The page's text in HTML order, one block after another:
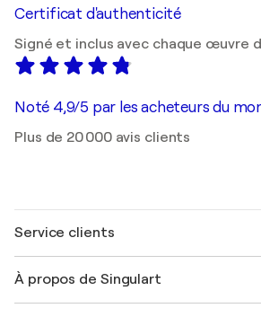
Certificat d'authenticité
Signé et inclus avec chaque œuvre
Noté 4,9/5 par les acheteurs du
Plus de 20 000 avis clients
Service clients
Expédition
À propos de Singulart